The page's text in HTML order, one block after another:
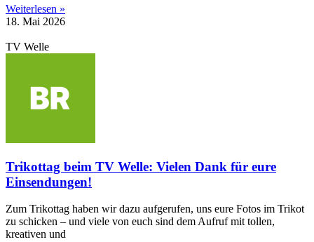
Weiterlesen »
18. Mai 2026
TV Welle
Trikottag beim TV Welle: Vielen Dank für eure
Einsendungen!
Zum Trikottag haben wir dazu aufgerufen, uns eure Fotos im Trikot
zu schicken – und viele von euch sind dem Aufruf mit tollen,
kreativen und